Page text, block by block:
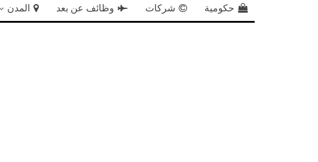
حكومية شركات وظائف عن بعد المدن